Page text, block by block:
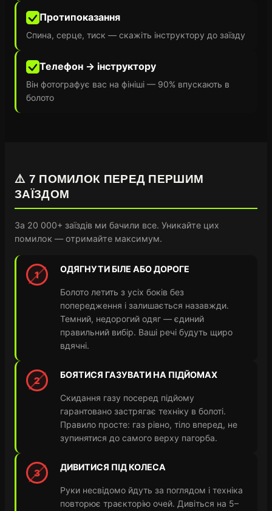
Протипоказання
Спина, серце, тиск — скажіть інструктору до заїзду
Телефон → інструктору
Він фотографує вас на фініші — 90% впускають в
болото
⚠️ 7 ПОМИЛОК ПЕРЕД ПЕРШИМ
ЗАЇЗДОМ
За 20 000+ заїздів ми бачили все. Уникайте цих
помилок — отримайте максимум.
1
ОДЯГНУТИ БІЛЕ АБО ДОРОГЕ
Болото летить з усіх боків без
попередження і залишається назавжди.
Темний, недорогий одяг — єдиний
правильний вибір. Ваші речі будуть щиро
вдячні.
2
БОЯТИСЯ ГАЗУВАТИ НА ПІДЙОМАХ
Скидання газу посеред підйому
гарантовано застрягає техніку в болоті.
Правило просте: газ рівно, тіло вперед, не
зупинятися до самого верху пагорба.
3
ДИВИТИСЯ ПІД КОЛЕСА
Руки несвідомо йдуть за поглядом і техніка
повторює траєкторію очей. Дивіться на 5–